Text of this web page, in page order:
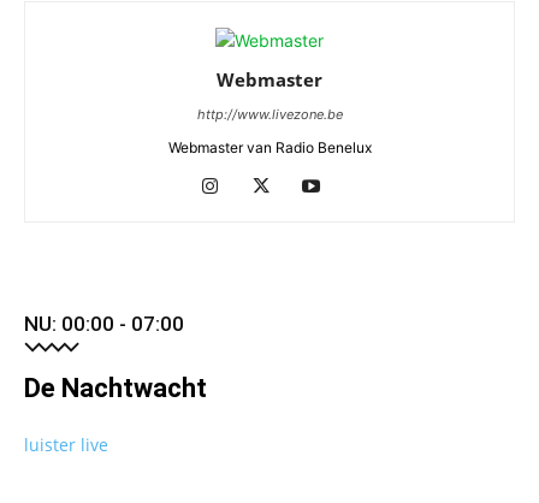
Webmaster
http://www.livezone.be
Webmaster van Radio Benelux
NU: 00:00 - 07:00
De Nachtwacht
luister live